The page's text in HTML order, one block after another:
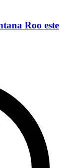
Roo este